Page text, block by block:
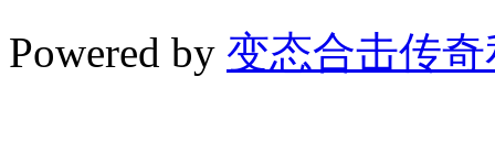
Powered by 变态合击传